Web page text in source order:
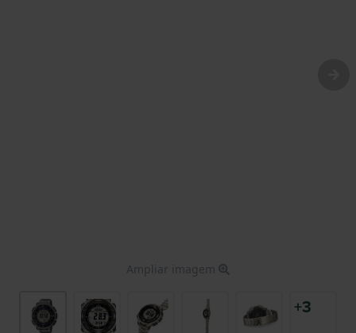
Ampliar imagem
+3